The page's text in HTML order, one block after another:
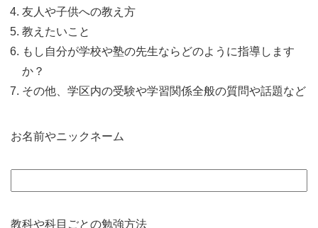
友人や子供への教え方
教えたいこと
もし自分が学校や塾の先生ならどのように指導します
か？
その他、学区内の受験や学習関係全般の質問や話題など
お名前やニックネーム
教科や科目ごとの勉強方法